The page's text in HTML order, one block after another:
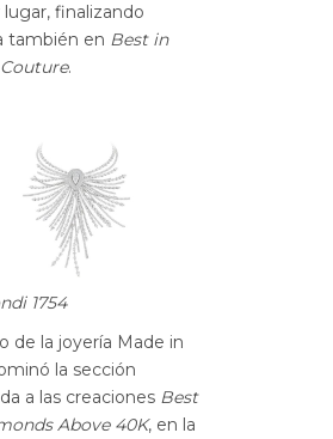
finalizando
también en Best in
.
1754
de la joyería Made in
la sección
a las creaciones Best
Above 40K, en la